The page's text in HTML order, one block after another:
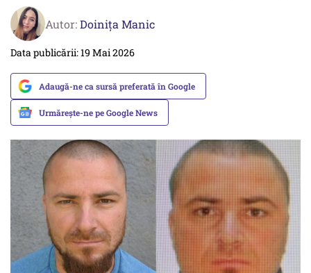
Autor:Doinița Manic
Data publicării: 19 Mai 2026
Adaugă-ne ca sursă preferată în Google
Urmărește-ne pe Google News